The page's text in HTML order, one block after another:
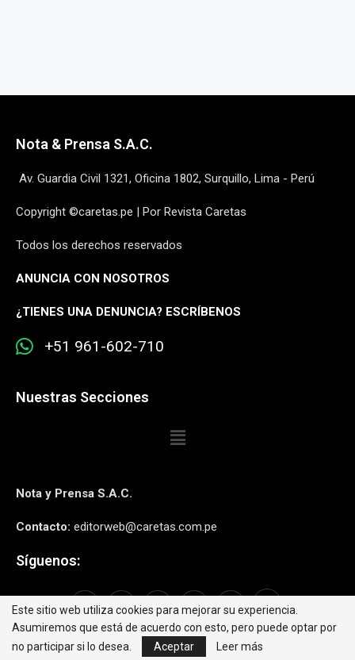
Nota & Prensa S.A.C.
Av. Guardia Civil 1321, Oficina 1802, Surquillo, Lima - Perú
Copyright ©caretas.pe | Por Revista Caretas
Todos los derechos reservados
ANUNCIA CON NOSOTROS
¿TIENES UNA DENUNCIA? ESCRÍBENOS
+51 961-602-710
Nuestras Secciones
Nota y Prensa S.A.C.
Contacto: editorweb@caretas.com.pe
Síguenos:
Este sitio web utiliza cookies para mejorar su experiencia.
Asumiremos que está de acuerdo con esto, pero puede optar por
no participar si lo desea.
Aceptar Leer más